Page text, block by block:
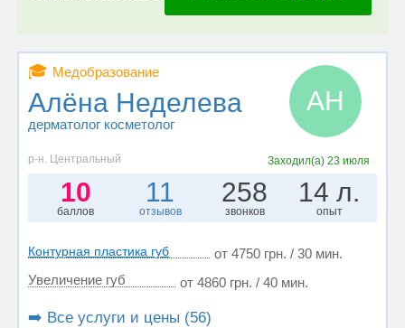
🎓 Медобразование
Алёна Неделева
дерматолог косметолог
АН
р-н. Центральный Заходил(а)23 июля
10
баллов
11
отзывов
258
звонков
14 л.
опыт
Контурная пластика губ
от 4750 грн. / 30 мин.
Увеличение губ
от 4860 грн. / 40 мин.
➡️ Все услуги и цены (56)